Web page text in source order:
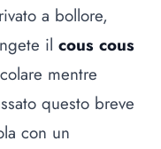
a bollore,
il cous cous
mentre
questo breve
con un